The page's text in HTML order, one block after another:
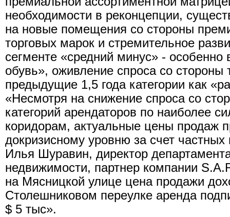
необходимости в реконцепции,
на новые помещения со стороны
торговых марок и стремительное
сегменте «средний минус» - особенно
обувь», оживление спроса со стороны
предыдущие 1,5 года категории как
«Несмотря на снижение спроса со
категорий арендаторов по наиболее
коридорам, актуальные цены продаж
докризисному уровню за счет частных
Илья Шуравин, директор
недвижимости, партнер компании
на Мясницкой улице цена продажи
Столешниковом переулке аренда
$ 5 тыс».